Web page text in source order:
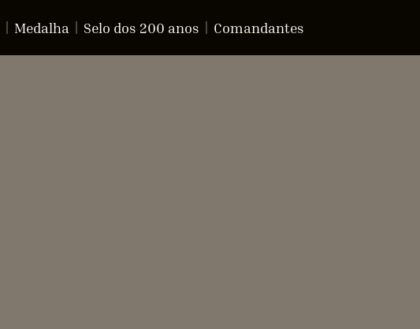
Medalha Selo dos 200 anos Comandantes